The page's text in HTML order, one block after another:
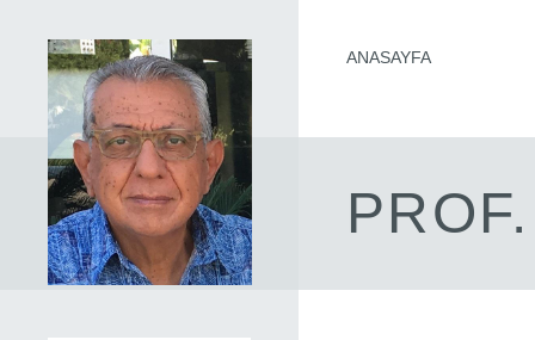
ANASAYFA